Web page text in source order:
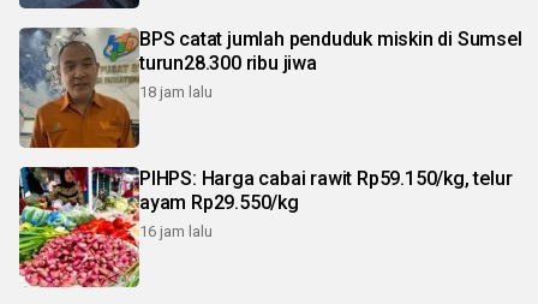
BPS catat jumlah penduduk miskin di Sumsel
turun28.300 ribu jiwa
18 jam lalu
PIHPS: Harga cabai rawit Rp59.150/kg, telur
ayam Rp29.550/kg
16 jam lalu